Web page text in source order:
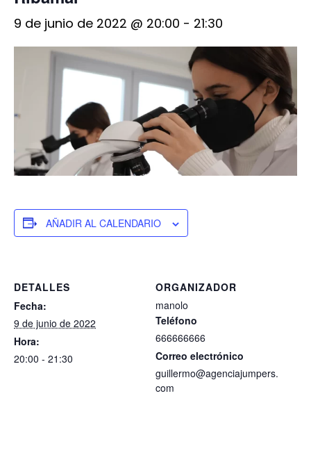
9 de junio de 2022 @ 20:00 - 21:30
AÑADIR AL CALENDARIO
DETALLES
Fecha:
9 de junio de 2022
Hora:
20:00 - 21:30
ORGANIZADOR
manolo
Teléfono
666666666
Correo electrónico
guillermo@agenciajumpers.
com